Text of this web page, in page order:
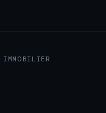
IMMOBILIER